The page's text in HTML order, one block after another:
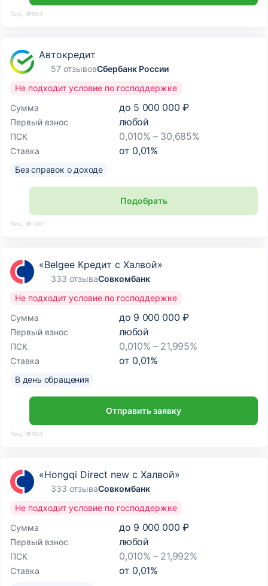
Лиц. №963
Автокредит
57 отзывовСбербанк России
Сумма до 5 000 000 ₽
Первый взнос любой
ПСК 0,010% – 30,685%
Ставка от 0,01%
Не подходит условие по господдержке
Без справок о доходе
Подобрать
Лиц. №1481
«Belgee Кредит с Халвой»
333 отзываСовкомбанк
Сумма до 9 000 000 ₽
Первый взнос любой
ПСК 0,010% – 21,995%
Ставка от 0,01%
Не подходит условие по господдержке
В день обращения
Отправить заявку
Лиц. №963
«Hongqi Direct new с Халвой»
333 отзываСовкомбанк
Сумма до 9 000 000 ₽
Первый взнос любой
ПСК 0,010% – 21,992%
Ставка от 0,01%
Не подходит условие по господдержке